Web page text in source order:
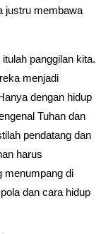
justru membawa
panggilan kita.
menjadi
dengan hidup
Tuhan dan
pendatang dan
harus
menumpang di
dan cara hidup